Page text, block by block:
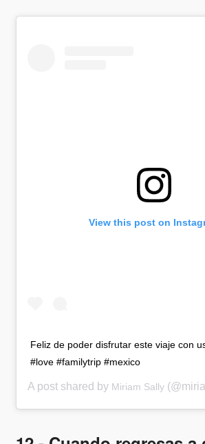
View this post on
Feliz de poder disfrutar este viaje con
#love #familytrip #mexico
A post shared by Miriam Sally